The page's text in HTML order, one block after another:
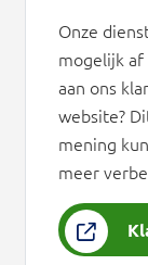
Onze
mogelijk
aan ons
website?
mening
meer